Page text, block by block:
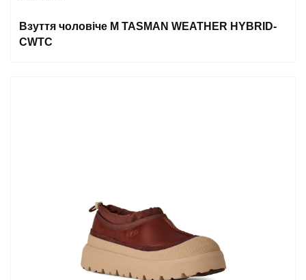
Взуття чоловіче M TASMAN WEATHER HYBRID-
CWTC